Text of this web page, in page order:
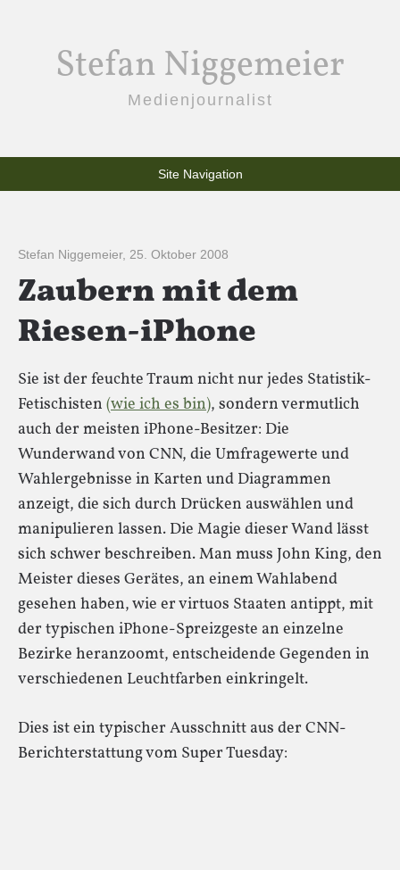
Stefan Niggemeier
Medienjournalist
Site Navigation
Stefan Niggemeier, 25. Oktober 2008
Zaubern mit dem
Riesen-iPhone
Sie ist der feuchte Traum nicht nur jedes Statistik-
Fetischisten (wie ich es bin), sondern vermutlich
auch der meisten iPhone-Besitzer: Die
Wunderwand von CNN, die Umfragewerte und
Wahlergebnisse in Karten und Diagrammen
anzeigt, die sich durch Drücken auswählen und
manipulieren lassen. Die Magie dieser Wand lässt
sich schwer beschreiben. Man muss John King, den
Meister dieses Gerätes, an einem Wahlabend
gesehen haben, wie er virtuos Staaten antippt, mit
der typischen iPhone-Spreizgeste an einzelne
Bezirke heranzoomt, entscheidende Gegenden in
verschiedenen Leuchtfarben einkringelt.
Dies ist ein typischer Ausschnitt aus der CNN-
Berichterstattung vom Super Tuesday: